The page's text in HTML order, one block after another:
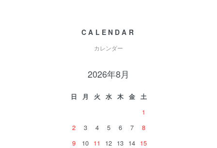
CALENDAR
カレンダー
2026年8月
日 月 火 水 木 金
土
1
2
3 4 5 6 7
8
9
10 11 12 13 14 15